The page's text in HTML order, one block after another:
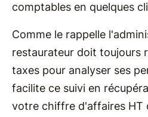
comptables en quelques
Comme le rappelle
restaurateur doit toujours
taxes pour analyser ses
facilite ce suivi en
votre chiffre d'affaires HT